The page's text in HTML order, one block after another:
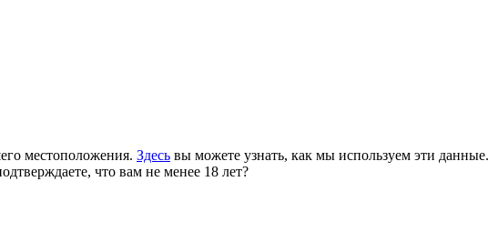
местоположения. Здесь вы можете узнать, как мы используем эти данные.
что вам не менее 18 лет?